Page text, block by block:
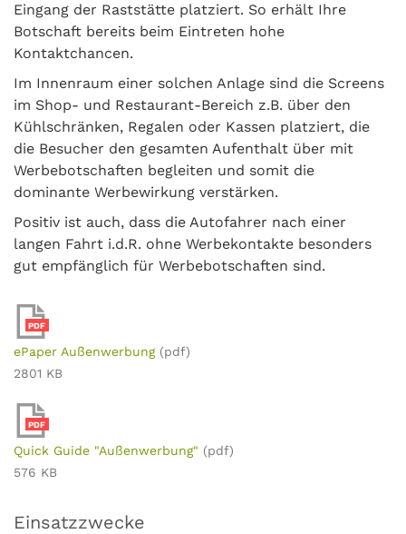
Eingang der Raststätte platziert. So erhält Ihre
Botschaft bereits beim Eintreten hohe
Kontaktchancen.
Im Innenraum einer solchen Anlage sind die Screens
im Shop- und Restaurant-Bereich z.B. über den
Kühlschränken, Regalen oder Kassen platziert, die
die Besucher den gesamten Aufenthalt über mit
Werbebotschaften begleiten und somit die
dominante Werbewirkung verstärken.
Positiv ist auch, dass die Autofahrer nach einer
langen Fahrt i.d.R. ohne Werbekontakte besonders
gut empfänglich für Werbebotschaften sind.
PDF
ePaper Außenwerbung (pdf)
2801 KB
PDF
Quick Guide "Außenwerbung" (pdf)
576 KB
Einsatzzwecke